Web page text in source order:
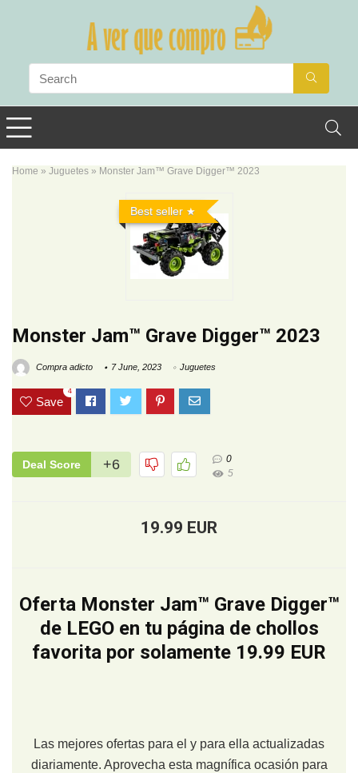
Home » Juguetes » Monster Jam™ Grave Digger™ 2023
Best seller
Monster Jam™ Grave Digger™ 2023
Compra adicto 7 June, 2023 Juguetes
Save
4
Deal Score +6
0
5
19.99 EUR
Oferta Monster Jam™ Grave Digger™
de LEGO en tu página de chollos
favorita por solamente 19.99 EUR
Las mejores ofertas para el y para ella actualizadas
diariamente. Aprovecha esta magnífica ocasión para